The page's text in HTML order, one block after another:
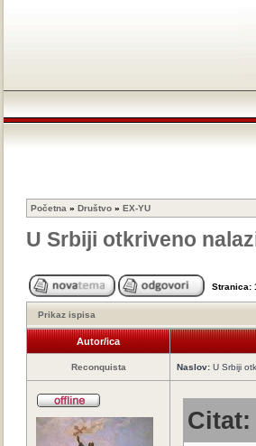
Početna » Društvo » EX-YU
U Srbiji otkriveno
Stranica:
Prikaz ispisa
Autor/ica
Reconquista Naslov: U Srbiji
Citat: